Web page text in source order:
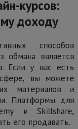
курсов:
доходу
способов
обмана является
Если у вас есть
вы можете
материалов и
Платформы для
и Skillshare,
его продавать.